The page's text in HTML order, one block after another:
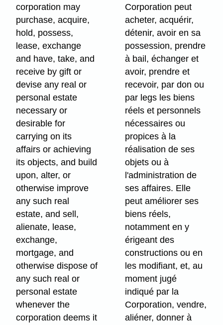
corporation may
purchase, acquire,
hold, possess,
lease, exchange
and have, take, and
receive by gift or
devise any real or
personal estate
necessary or
desirable for
carrying on its
affairs or achieving
its objects, and build
upon, alter, or
otherwise improve
any such real
estate, and sell,
alienate, lease,
exchange,
mortgage, and
otherwise dispose of
any such real or
personal estate
whenever the
corporation deems it
Corporation peut
acheter, acquérir,
détenir, avoir en sa
possession, prendre
à bail, échanger et
avoir, prendre et
recevoir, par don ou
par legs les biens
réels et personnels
nécessaires ou
propices à la
réalisation de ses
objets ou à
l'administration de
ses affaires. Elle
peut améliorer ses
biens réels,
notamment en y
érigeant des
constructions ou en
les modifiant, et, au
moment jugé
indiqué par la
Corporation, vendre,
aliéner, donner à